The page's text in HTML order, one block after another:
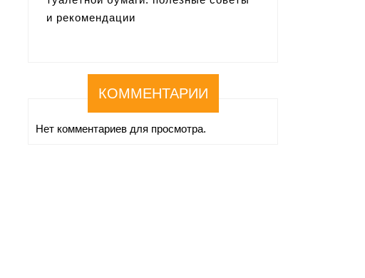
и рекомендации
КОММЕНТАРИИ
Нет комментариев для просмотра.